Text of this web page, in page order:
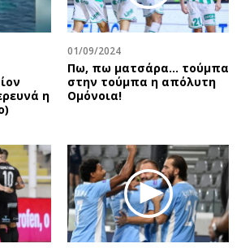
η
01/09/2024
Πω, πω ματσάρα... τούμπα
στην τούμπα η απόλυτη
Ομόνοια!